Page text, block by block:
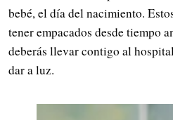
bebé, el día del nacimiento.
tener empacados desde tiempo
deberás llevar contigo al
dar a luz.